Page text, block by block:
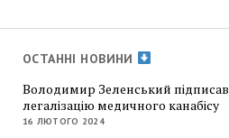
ОСТАННІ НОВИНИ
Володимир Зеленський
легалізацію медичного канабісу
16 ЛЮТОГО 2024